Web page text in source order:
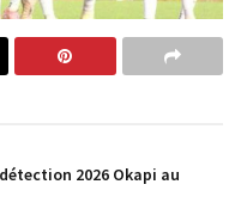
2026 Okapi au